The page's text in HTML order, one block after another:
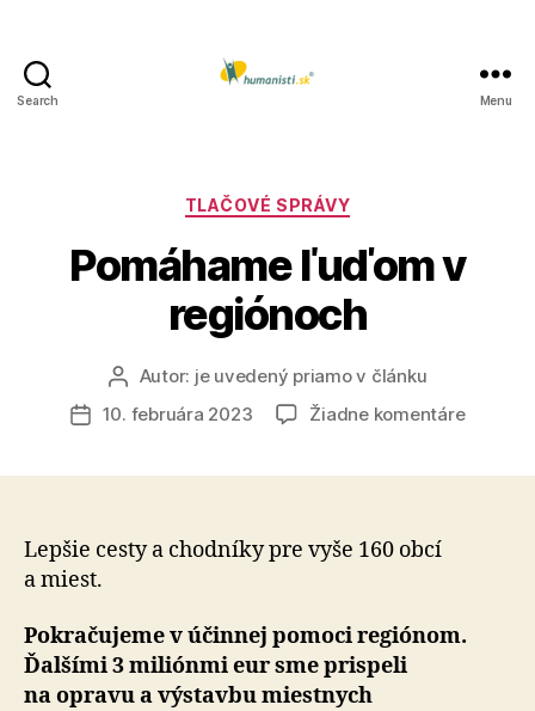
Search Menu
Kategórie
TLAČOVÉ SPRÁVY
Pomáhame ľuďom v
regiónoch
Autor
článku
Autor: je uvedený priamo v článku
Dátum
10. februára 2023 Žiadne komentárena
Lepšie cesty a chodníky pre vyše 160 obcí
a miest.
Pokračujeme v účinnej pomoci regiónom.
Ďalšími 3 miliónmi eur sme prispeli
na opravu a výstavbu miestnych